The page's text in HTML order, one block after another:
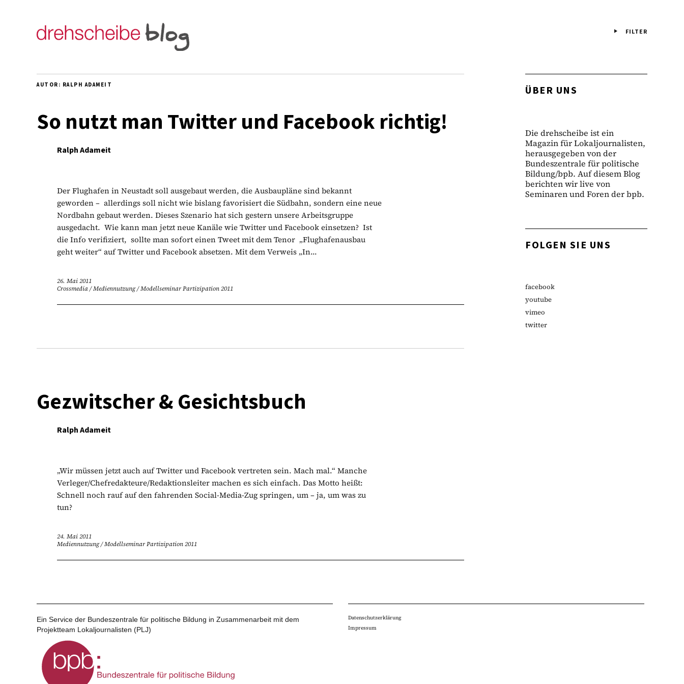
FILTER
AUTOR: RALPH ADAMEIT
So nutzt man Twitter und Facebook richtig!
Ralph Adameit
Der Flughafen in Neustadt soll ausgebaut werden, die Ausbaupläne sind bekannt
geworden – allerdings soll nicht wie bislang favorisiert die Südbahn, sondern eine neue
Nordbahn gebaut werden. Dieses Szenario hat sich gestern unsere Arbeitsgruppe
ausgedacht. Wie kann man jetzt neue Kanäle wie Twitter und Facebook einsetzen? Ist
die Info verifiziert, sollte man sofort einen Tweet mit dem Tenor „Flughafenausbau
geht weiter“ auf Twitter und Facebook absetzen. Mit dem Verweis „In...
26. Mai 2011
Crossmedia/Mediennutzung/Modellseminar Partizipation 2011
Gezwitscher & Gesichtsbuch
Ralph Adameit
„Wir müssen jetzt auch auf Twitter und Facebook vertreten sein. Mach mal.“ Manche
Verleger/Chefredakteure/Redaktionsleiter machen es sich einfach. Das Motto heißt:
Schnell noch rauf auf den fahrenden Social-Media-Zug springen, um – ja, um was zu
tun?
24. Mai 2011
Mediennutzung/Modellseminar Partizipation 2011
ÜBER UNS
Die drehscheibe ist ein
Magazin für Lokaljournalisten,
herausgegeben von der
Bundeszentrale für politische
Bildung/bpb. Auf diesem Blog
berichten wir live von
Seminaren und Foren der bpb.
FOLGEN SIE UNS
facebook
youtube
vimeo
twitter
Ein Service der Bundeszentrale für politische Bildung in Zusammenarbeit mit dem
Projektteam Lokaljournalisten (PLJ)
Datenschutzerklärung
Impressum